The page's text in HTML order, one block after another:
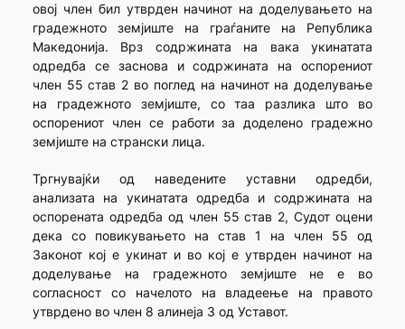
овој член бил утврден начинот на доделувањето на
градежното земјиште на граѓаните на Република
Македонија. Врз содржината на вака укинатата
одредба се заснова и содржината на оспорениот
член 55 став 2 во поглед на начинот на доделување
на градежното земјиште, со таа разлика што во
оспорениот член се работи за доделено градежно
земјиште на странски лица.
Тргнувајќи од наведените уставни одредби,
анализата на укинатата одредба и содржината на
оспорената одредба од член 55 став 2, Судот оцени
дека со повикувањето на став 1 на член 55 од
Законот кој е укинат и во кој е утврден начинот на
доделување на градежното земјиште не е во
согласност со начелото на владеење на правото
утврдено во член 8 алинеја 3 од Уставот.